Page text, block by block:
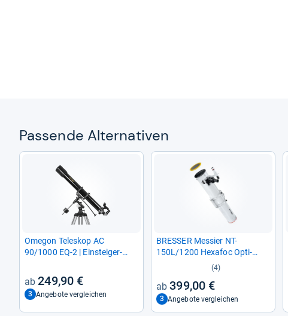
Pas­sende Alter­na­ti­ven
Ome­gon Tele­skop AC
90/1000 EQ-​2 | Ein­stei­ger-​
249,90 €
3 Angebote vergleichen
BRES­SER Mes­sier NT-​
150L/1200 Hexa­foc Opti­
(4)
399,00 €
3 Angebote vergleichen